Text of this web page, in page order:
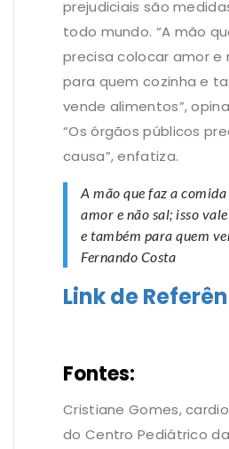
prejudiciais são
todo mundo. “A mão
precisa colocar amor e
para quem cozinha e
vende alimentos”,
“Os órgãos públicos
causa”, enfatiza.
A mão que faz a
amor e não sal; isso
e também para quem
Fernando Costa
Link de
Fontes:
Cristiane Gomes,
do Centro Pediátrico